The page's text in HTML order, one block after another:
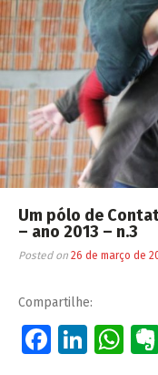
Um pólo de
– ano 2013 – n.3
Posted on 26 de março de
Compartilhe: